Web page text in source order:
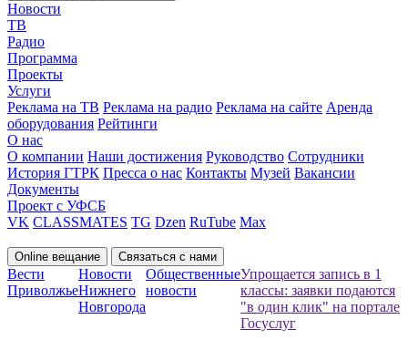
Новости
ТВ
Радио
Программа
Проекты
Услуги
Реклама на ТВ Реклама на радио Реклама на сайте Аренда
оборудования Рейтинги
О нас
О компании Наши достижения Руководство Сотрудники
История ГТРК Пресса о нас Контакты Музей Вакансии
Документы
Проект с УФСБ
VK CLASSMATES TG Dzen RuTube Max
Online вещание Связаться с нами
Вести
Приволжье
Новости
Нижнего
Новгорода
Общественные
новости
Упрощается запись в 1
классы: заявки подаются
"в один клик" на портале
Госуслуг